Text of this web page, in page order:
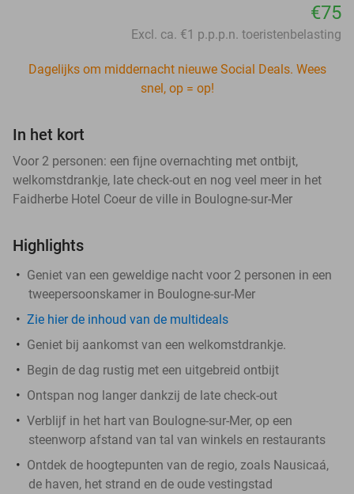
€75
Excl. ca. €1 p.p.p.n. toeristenbelasting
Dagelijks om middernacht nieuwe Social Deals. Wees
snel, op = op!
In het kort
Voor 2 personen: een fijne overnachting met ontbijt,
welkomstdrankje, late check-out en nog veel meer in het
Faidherbe Hotel Coeur de ville in Boulogne-sur-Mer
Highlights
Geniet van een geweldige nacht voor 2 personen in een
tweepersoonskamer in Boulogne-sur-Mer
Zie hier de inhoud van de multideals
Geniet bij aankomst van een welkomstdrankje.
Begin de dag rustig met een uitgebreid ontbijt
Ontspan nog langer dankzij de late check-out
Verblijf in het hart van Boulogne-sur-Mer, op een
steenworp afstand van tal van winkels en restaurants
Ontdek de hoogtepunten van de regio, zoals Nausicaá,
de haven, het strand en de oude vestingstad